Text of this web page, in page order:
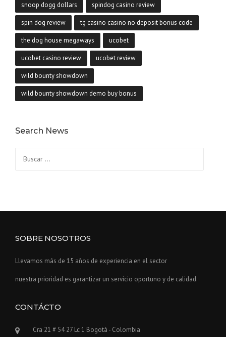
snoop dogg dollars spindog casino review
spin dog review tg casino casino no deposit bonus code
the dog house megaways ucobet
ucobet casino review ucobet review
wild bounty showdown
wild bounty showdown demo buy bonus
Search News
SOBRE NOSOTROS
Llevamos más de 15 años de experiencia en el sector
nuestra prioridad es garantizar un servicio oportuno y de calidad.
CONTÁCTO
Cra 21 # 54 27 Lc 1 Bogotá - Colombia